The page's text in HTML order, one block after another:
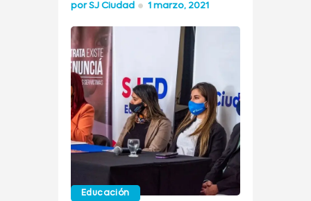
porSJ Ciudad 1 marzo, 2021
Educación